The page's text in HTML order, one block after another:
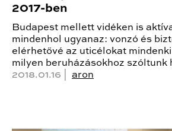
2017-ben
Budapest mellett vidéken is
mindenhol ugyanaz: vonzó és
elérhetővé az uticélokat
milyen beruházásokhoz szóltunk
2018.01.16 | aron